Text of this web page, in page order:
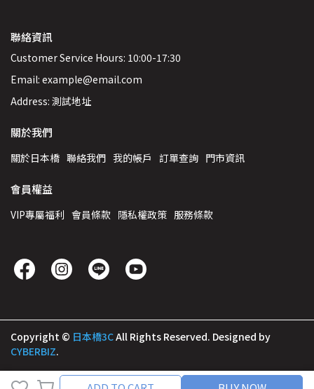
Cancel Finish
聯絡資訊
Customer Service Hours: 10:00-17:30
Email: example@email.com
Address: 測試地址
關於我們
關於日本橋 聯絡我們 我的帳戶 訂單查詢 門市資訊
會員權益
VIP專屬福利 會員條款 隱私權政策 服務條款
Copyright © 日本橋3CAll Rights Reserved. Designed by
CYBERBIZ.